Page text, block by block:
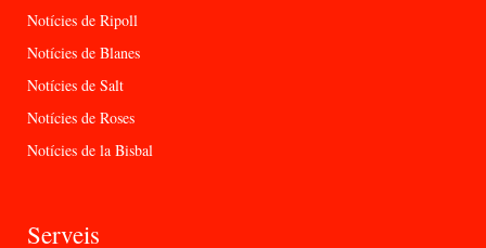
Notícies de Ripoll
Notícies de Blanes
Notícies de Salt
Notícies de Roses
Notícies de la Bisbal
Serveis